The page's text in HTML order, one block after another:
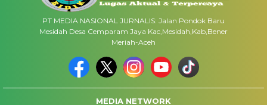
PT MEDIA NASIONAL JURNALIS: Jalan Pondok Baru
Mesidah Desa Cemparam Jaya Kac,Mesidah,Kab,Bener
Meriah-Aceh
MEDIA NETWORK